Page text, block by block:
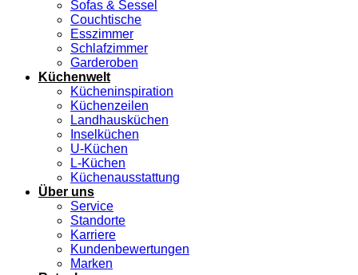
Sofas & Sessel
Couchtische
Esszimmer
Schlafzimmer
Garderoben
Küchenwelt
Kücheninspiration
Küchenzeilen
Landhausküchen
Inselküchen
U-Küchen
L-Küchen
Küchenausstattung
Über uns
Service
Standorte
Karriere
Kundenbewertungen
Marken